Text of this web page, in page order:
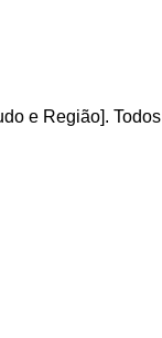
e Região].